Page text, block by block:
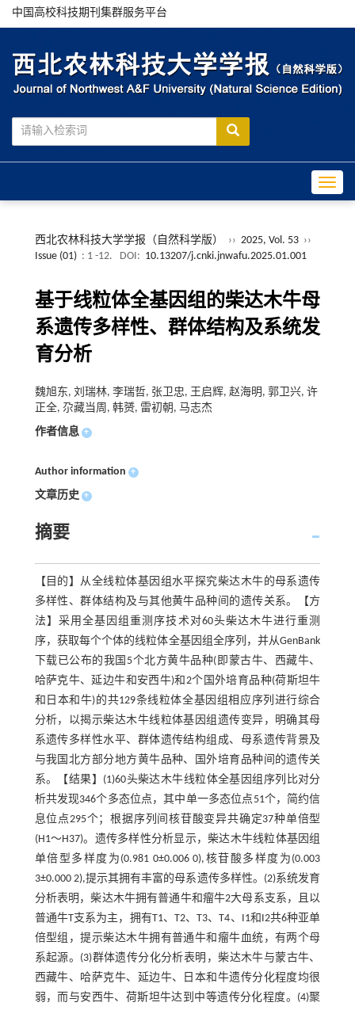
中国高校科技期刊集群服务平台
西北农林科技大学学报（自然科学版） ›› 2025, Vol. 53 ››
Issue (01) : 1 -12. DOI: 10.13207/j.cnki.jnwafu.2025.01.001
基于线粒体全基因组的柴达木牛母
系遗传多样性、群体结构及系统发
育分析
魏旭东, 刘瑞林, 李瑞哲, 张卫忠, 王启辉, 赵海明, 郭卫兴, 许
正全, 尕藏当周, 韩赟, 雷初朝, 马志杰
作者信息 +
Author information +
文章历史 +
摘要
【目的】从全线粒体基因组水平探究柴达木牛的母系遗传
多样性、群体结构及与其他黄牛品种间的遗传关系。【方
法】采用全基因组重测序技术对60头柴达木牛进行重测
序，获取每个个体的线粒体全基因组全序列，并从GenBank
下载已公布的我国5个北方黄牛品种(即蒙古牛、西藏牛、
哈萨克牛、延边牛和安西牛)和2个国外培育品种(荷斯坦牛
和日本和牛)的共129条线粒体全基因组相应序列进行综合
分析，以揭示柴达木牛线粒体基因组遗传变异，明确其母
系遗传多样性水平、群体遗传结构组成、母系遗传背景及
与我国北方部分地方黄牛品种、国外培育品种间的遗传关
系。【结果】(1)60头柴达木牛线粒体全基因组序列比对分
析共发现346个多态位点，其中单一多态位点51个，简约信
息位点295个；根据序列间核苷酸变异共确定37种单倍型
(H1～H37)。遗传多样性分析显示，柴达木牛线粒体基因组
单倍型多样度为(0.981 0±0.006 0),核苷酸多样度为(0.003
3±0.000 2),提示其拥有丰富的母系遗传多样性。(2)系统发育
分析表明，柴达木牛拥有普通牛和瘤牛2大母系支系，且以
普通牛T支系为主，拥有T1、T2、T3、T4、I1和I2共6种亚单
倍型组，提示柴达木牛拥有普通牛和瘤牛血统，有两个母
系起源。(3)群体遗传分化分析表明，柴达木牛与蒙古牛、
西藏牛、哈萨克牛、延边牛、日本和牛遗传分化程度均很
弱，而与安西牛、荷斯坦牛达到中等遗传分化程度。(4)聚